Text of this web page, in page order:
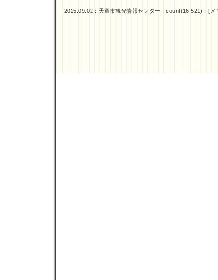
2025.09.02： 天童市観光情報センター ：count(16,521)：[ メ